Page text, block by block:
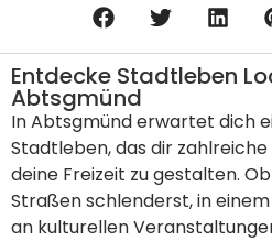
Entdecke Stadtleben
Abtsgmünd
In Abtsgmünd erwartet dich
Stadtleben, das dir
deine Freizeit zu gestalten.
Straßen schlenderst, in
an kulturellen